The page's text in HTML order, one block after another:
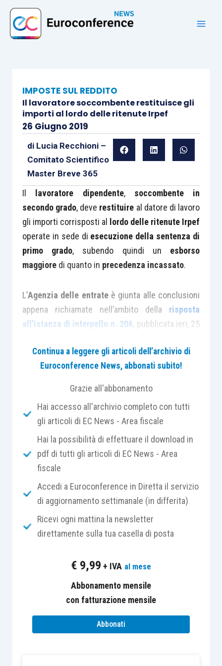
contenuto
IMPOSTE SUL REDDITO
Il lavoratore soccombente restituisce gli
importi al lordo delle ritenute Irpef
26 Giugno 2019
di Lucia Recchioni –
Comitato Scientifico
Master Breve 365
Il lavoratore dipendente, soccombente in
secondo grado, deve restituire al datore di lavoro
gli importi corrisposti al
lordo delle ritenute Irpef
operate in sede di esecuzione della sentenza di
primo grado, subendo quindi un esborso
maggioredi quanto in precedenza incassato.
L’Agenzia delle entrate è giunta alle conclusioni
appena richiamate nell’ambito della risposta
all’istanza di interpello n. 206, pubblicata ieri, 25
casoriguardava una Fondazione che, in primo
condannata al pagamento di una
Sugliimporti corrispostierano quindi stati
calcolati icontributi previdenzialie le somme
erano stateassoggettate a tassazione separata
Irpef.
secondo gradola sentenza veniva però
riformata, prevedendonon debenza delle
riconosciute ai dipendenti
prime cure.
delle entrate, la quale, nel fornire una soluzione al
caso prospettato, ha richiamato le disposizioni
articolo 10, comma 1, lett. d-bis), Tuir
forza del quale dalreddito complessivosi
non sono deducibili
Continua a leggere gli articoli dell’archivio di
Euroconference News, abbonati subito!
Grazie all'abbonamento
Hai accesso all'archivio completo con tutti
gli articoli di EC News - Area fiscale
Hai la possibilità di effettuare il download in
pdf di tutti gli articoli di EC News - Area
fiscale
Accedi a Euroconference in Diretta il servizio
di aggiornamento settimanale (in differita)
Ricevi ogni mattina la newsletter
direttamente sulla tua casella di posta
€ 9,99 + IVA al mese
Abbonamento mensile
con fatturazione mensile
Abbonati